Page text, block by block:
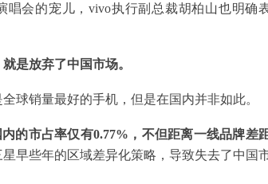
会的宠儿，vivo执行副总裁胡柏山也明确
是放弃了中国市场。
球销量最好的手机，但是在国内并非如此。
的市占率仅有0.77%，不但距离一线品牌差
早些年的区域差异化策略，导致失去了中国